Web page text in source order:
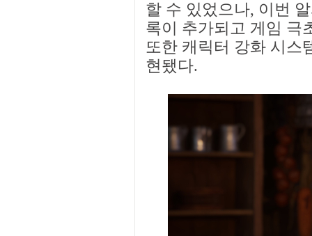
할 수 있었으나, 이번
록이 추가되고 게임 극
또한 캐릭터 강화 시스
현됐다.